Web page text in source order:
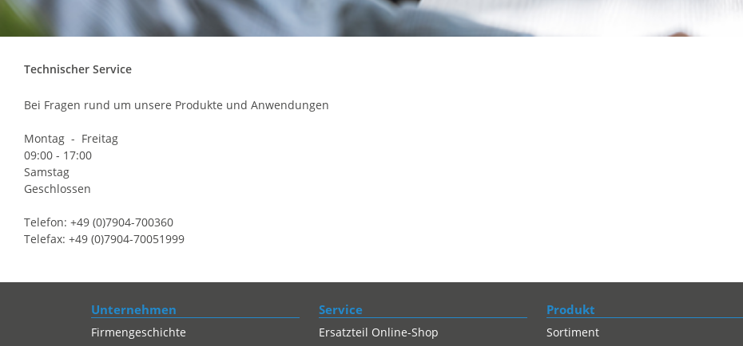
Technischer Service
Bei Fragen rund um unsere Produkte und Anwendungen
Montag - Freitag
09:00 - 17:00
Samstag
Geschlossen
Telefon: +49 (0)7904-700360
Telefax: +49 (0)7904-70051999
Unternehmen
Firmengeschichte
Service
Ersatzteil Online-Shop
Produkt
Sortiment